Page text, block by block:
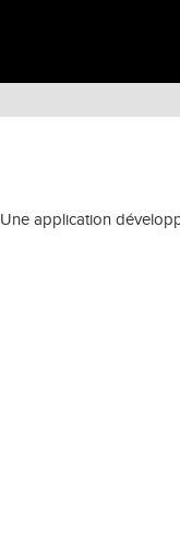
Une application